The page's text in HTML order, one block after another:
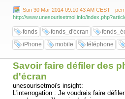
Sun 30 Mar 2014 09:10:43 AM CEST -
http://www.unesourisetmoi.info/
fonds fonds_d'écran
iPhone
mobile téléphone
Savoir faire défiler des
d'écran
unesourisetmoi's insight:
L'interrogation : Je voudrais faire